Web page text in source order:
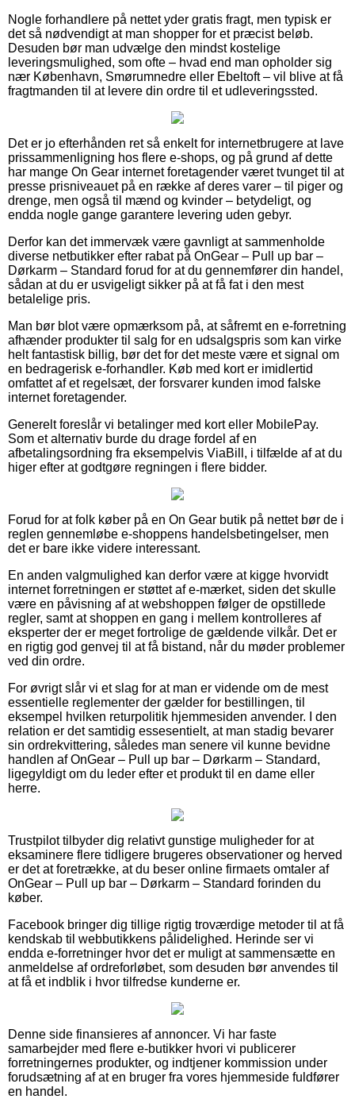
Nogle forhandlere på nettet yder gratis fragt, men typisk er
det så nødvendigt at man shopper for et præcist beløb.
Desuden bør man udvælge den mindst kostelige
leveringsmulighed, som ofte – hvad end man opholder sig
nær København, Smørumnedre eller Ebeltoft – vil blive at få
fragtmanden til at levere din ordre til et udleveringssted.
Det er jo efterhånden ret så enkelt for internetbrugere at lave
prissammenligning hos flere e-shops, og på grund af dette
har mange On Gear internet foretagender været tvunget til at
presse prisniveauet på en række af deres varer – til piger og
drenge, men også til mænd og kvinder – betydeligt, og
endda nogle gange garantere levering uden gebyr.
Derfor kan det immervæk være gavnligt at sammenholde
diverse netbutikker efter rabat på OnGear – Pull up bar –
Dørkarm – Standard forud for at du gennemfører din handel,
sådan at du er usvigeligt sikker på at få fat i den mest
betalelige pris.
Man bør blot være opmærksom på, at såfremt en e-forretning
afhænder produkter til salg for en udsalgspris som kan virke
helt fantastisk billig, bør det for det meste være et signal om
en bedragerisk e-forhandler. Køb med kort er imidlertid
omfattet af et regelsæt, der forsvarer kunden imod falske
internet foretagender.
Generelt foreslår vi betalinger med kort eller MobilePay.
Som et alternativ burde du drage fordel af en
afbetalingsordning fra eksempelvis ViaBill, i tilfælde af at du
higer efter at godtgøre regningen i flere bidder.
Forud for at folk køber på en On Gear butik på nettet bør de i
reglen gennemløbe e-shoppens handelsbetingelser, men
det er bare ikke videre interessant.
En anden valgmulighed kan derfor være at kigge hvorvidt
internet forretningen er støttet af e-mærket, siden det skulle
være en påvisning af at webshoppen følger de opstillede
regler, samt at shoppen en gang i mellem kontrolleres af
eksperter der er meget fortrolige de gældende vilkår. Det er
en rigtig god genvej til at få bistand, når du møder problemer
ved din ordre.
For øvrigt slår vi et slag for at man er vidende om de mest
essentielle reglementer der gælder for bestillingen, til
eksempel hvilken returpolitik hjemmesiden anvender. I den
relation er det samtidig essesentielt, at man stadig bevarer
sin ordrekvittering, således man senere vil kunne bevidne
handlen af OnGear – Pull up bar – Dørkarm – Standard,
ligegyldigt om du leder efter et produkt til en dame eller
herre.
Trustpilot tilbyder dig relativt gunstige muligheder for at
eksaminere flere tidligere brugeres observationer og herved
er det at foretrække, at du beser online firmaets omtaler af
OnGear – Pull up bar – Dørkarm – Standard forinden du
køber.
Facebook bringer dig tillige rigtig troværdige metoder til at få
kendskab til webbutikkens pålidelighed. Herinde ser vi
endda e-forretninger hvor det er muligt at sammensætte en
anmeldelse af ordreforløbet, som desuden bør anvendes til
at få et indblik i hvor tilfredse kunderne er.
Denne side finansieres af annoncer. Vi har faste
samarbejder med flere e-butikker hvori vi publicerer
forretningernes produkter, og indtjener kommission under
forudsætning af at en bruger fra vores hjemmeside fuldfører
en handel.